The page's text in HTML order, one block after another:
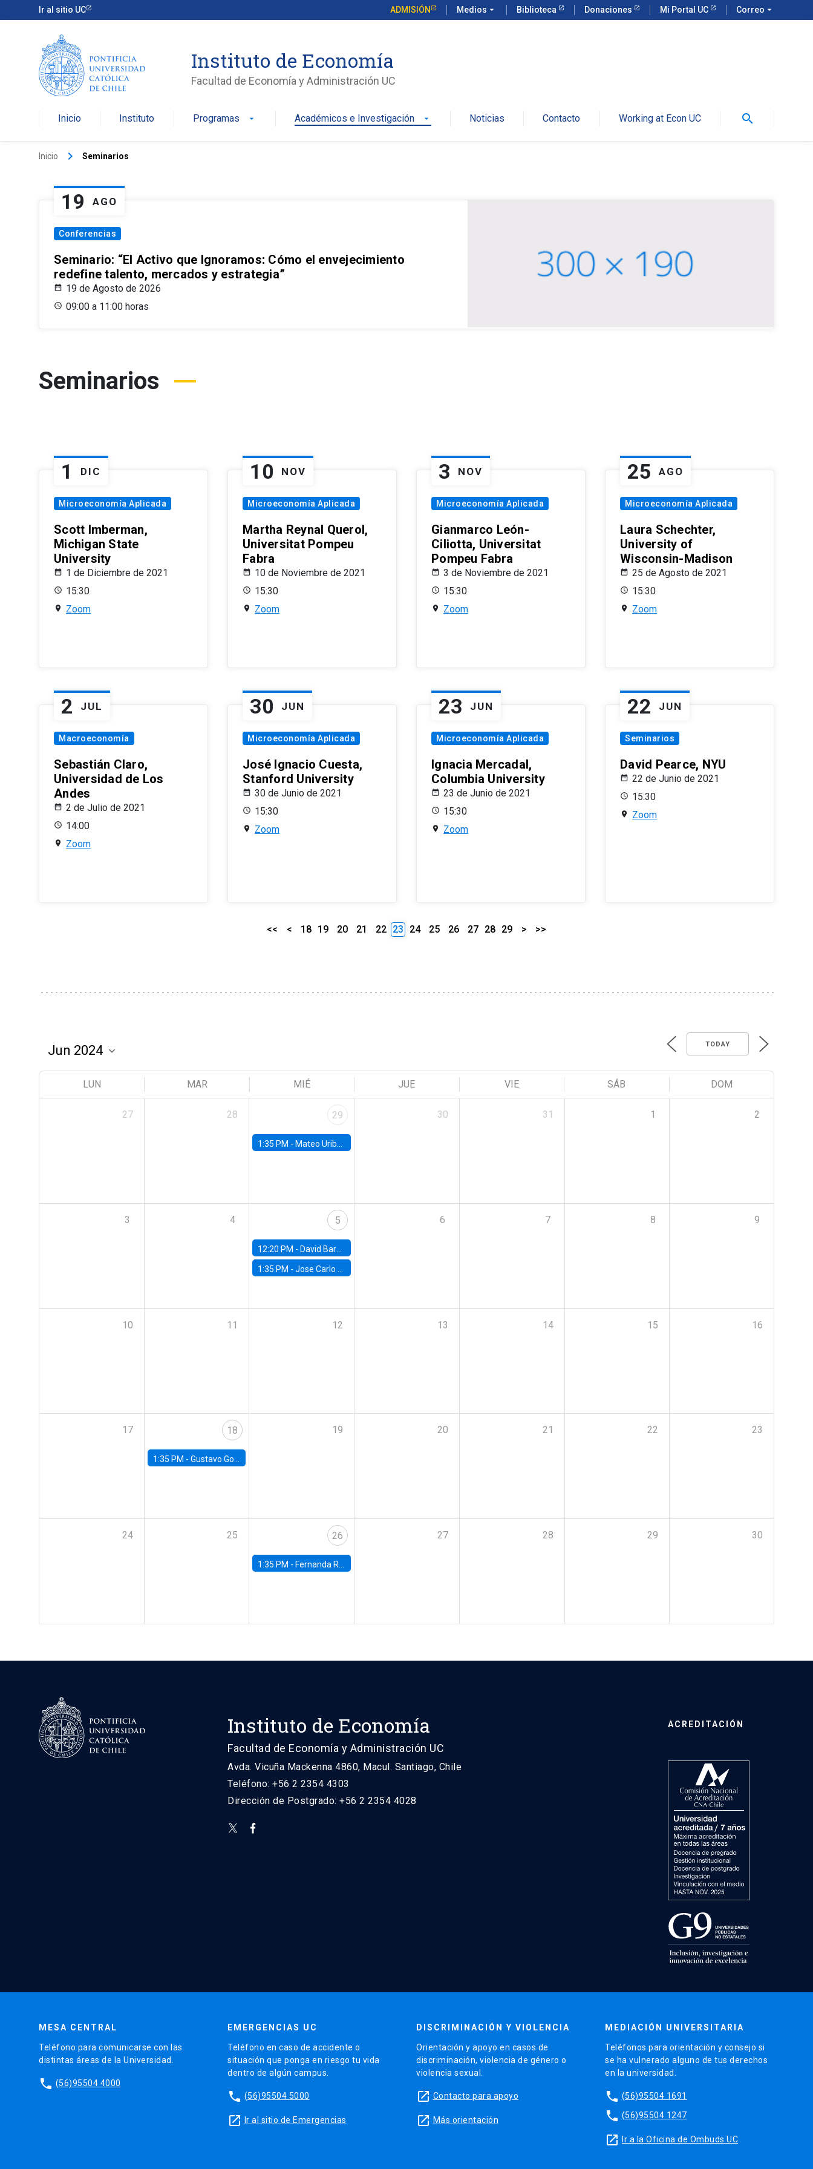
Ir al sitio UC ADMISIÓN Medios arrow_drop_down Biblioteca Donaciones Mi Portal UC Correo arrow_drop_down
Instituto de Economía
Facultad de Economía y Administración UC
Inicio Instituto Programas arrow_drop_down Académicos e Investigación arrow_drop_down Noticias Contacto Working at Econ UC search
Inicio keyboard_arrow_right Seminarios
19 AGO
Conferencias
Seminario: “El Activo que Ignoramos: Cómo el envejecimiento
redefine talento, mercados y estrategia”
19 de Agosto de 2026
09:00 a 11:00 horas
Seminarios
1 DIC
Microeconomía Aplicada
Scott Imberman,
Michigan State
University
1 de Diciembre de 2021
15:30
Zoom
10 NOV
Microeconomía Aplicada
Martha Reynal Querol,
Universitat Pompeu
Fabra
10 de Noviembre de 2021
15:30
Zoom
3 NOV
Microeconomía Aplicada
Gianmarco León-
Ciliotta, Universitat
Pompeu Fabra
3 de Noviembre de 2021
15:30
Zoom
25 AGO
Microeconomía Aplicada
Laura Schechter,
University of
Wisconsin-Madison
25 de Agosto de 2021
15:30
Zoom
2 JUL
Macroeconomía
Sebastián Claro,
Universidad de Los
Andes
2 de Julio de 2021
14:00
Zoom
30 JUN
Microeconomía Aplicada
José Ignacio Cuesta,
Stanford University
30 de Junio de 2021
15:30
Zoom
23 JUN
Microeconomía Aplicada
Ignacia Mercadal,
Columbia University
23 de Junio de 2021
15:30
Zoom
22 JUN
Seminarios
David Pearce, NYU
22 de Junio de 2021
15:30
Zoom
<< < 18 19 20 21 22 23 24 25 26 27 28 29 > >>
TODAY
LUN MAR MIÉ JUE VIE SÁB DOM
27 28 29
1:35 PM - Mateo Uribe-Castro, Universidad de los Andes (Colombia)
30 31 1 2
3 4 5
12:20 PM - David Bardey, Universidad de los Andes - CEDE
1:35 PM -Jose Carlo Bermudez, UC (ME) & World Bank
6 7 8 9
10 11 12 13 14 15 16
17 18
1:35 PM - Gustavo González, Banco Central de Chile
19 20 21 22 23
24 25 26
1:35 PM - Fernanda Rojas Ampuero, University of Wisconsin-Madison
27 28 29 30
Instituto de Economía
Facultad de Economía y Administración UC
Avda. Vicuña Mackenna 4860, Macul. Santiago, Chile
Teléfono: +56 2 2354 4303
Dirección de Postgrado: +56 2 2354 4028
ACREDITACIÓN
MESA CENTRAL
Teléfono para comunicarse con las
distintas áreas de la Universidad.
phone (56)95504 4000
EMERGENCIAS UC
Teléfono en caso de accidente o
situación que ponga en riesgo tu vida
dentro de algún campus.
phone (56)95504 5000
launch Ir al sitio de Emergencias
DISCRIMINACIÓN Y VIOLENCIA
Orientación y apoyo en casos de
discriminación, violencia de género o
violencia sexual.
launch Contacto para apoyo
launch Más orientación
MEDIACIÓN UNIVERSITARIA
Teléfonos para orientación y consejo si
se ha vulnerado alguno de tus derechos
en la universidad.
phone (56)95504 1691
phone (56)95504 1247
launch Ir a la Oficina de Ombuds UC